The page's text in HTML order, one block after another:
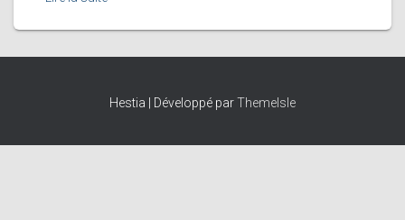
Hestia | Développé parThemeIsle